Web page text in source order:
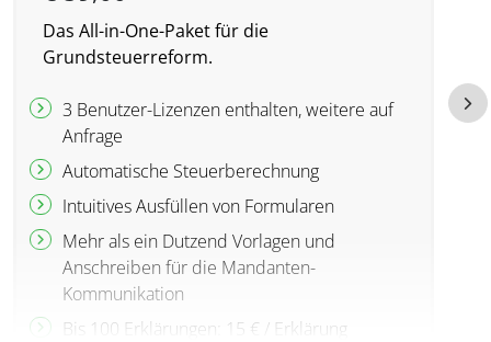
Das All-in-One-Paket für die
Grundsteuerreform.
3 Benutzer-Lizenzen enthalten, weitere auf
Anfrage
Automatische Steuerberechnung
Intuitives Ausfüllen von Formularen
Mehr als ein Dutzend Vorlagen und
Anschreiben für die Mandanten-
Kommunikation
Bis 100 Erklärungen: 15 € / Erklärung